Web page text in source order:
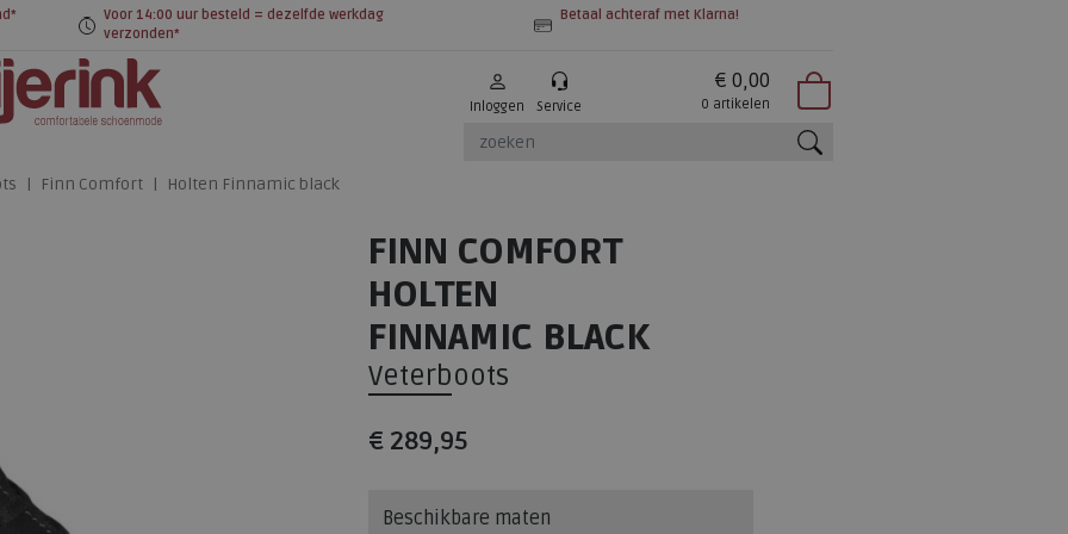
Voor 14:00 uur besteld = dezelfde werkdag
verzonden*
Betaal achteraf met Klarna!
Inloggen Service
€ 0,00
0 artikelen
Finn Comfort Holten Finnamic black
FINN COMFORT
HOLTEN
FINNAMIC BLACK
Veterboots
€ 289,95
Beschikbare maten